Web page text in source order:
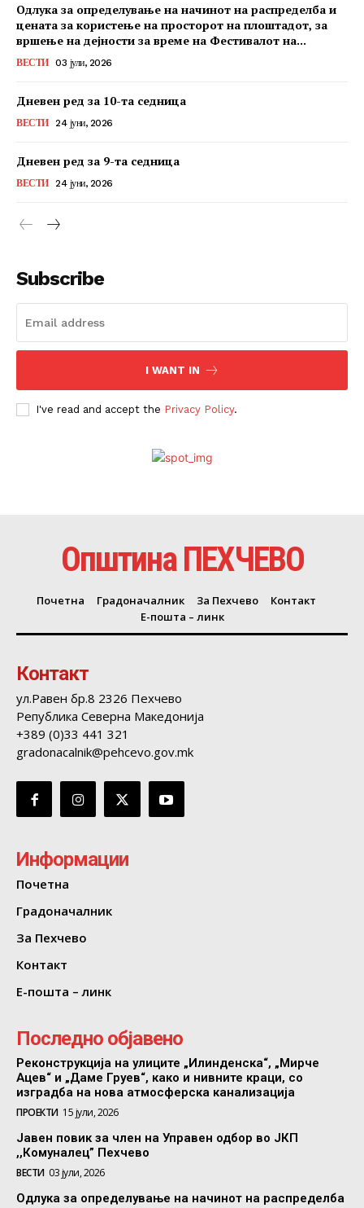
Одлука за определување на начинот на распределба и
цената за користење на просторот на плоштадот, за
вршење на дејности за време на Фестивалот на...
ВЕСТИ 03 јули, 2026
Дневен ред за 10-та седница
ВЕСТИ 24 јуни, 2026
Дневен ред за 9-та седница
ВЕСТИ 24 јуни, 2026
Subscribe
I WANT IN
I've read and accept the Privacy Policy.
Општина ПЕХЧЕВО
Почетна Градоначалник За Пехчево
Контакт
Е-пошта – линк
Контакт
ул.Равен бр.8 2326 Пехчево
Република Северна Македонија
+389 (0)33 441 321
gradonacalnik@pehcevo.gov.mk
Информации
Почетна
Градоначалник
За Пехчево
Контакт
Е-пошта – линк
Последно објавено
Реконструкција на улиците „Илинденска“, „Мирче
Ацев“ и „Даме Груев“, како и нивните краци, со
изградба на нова атмосферска канализација
ПРОЕКТИ 15 јули, 2026
Јавен повик за член на Управен одбор во ЈКП
,,Комуналец” Пехчево
ВЕСТИ 03 јули, 2026
Одлука за определување на начинот на распределба